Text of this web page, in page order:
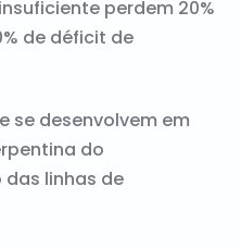
perdem 20%
de déficit de
se desenvolvem em
do
linhas de